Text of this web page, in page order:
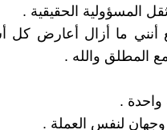
المسؤولية الحقيقية .
أنني ما أزال أعارض كل
مع المطلق والله .
واحدة .
وجهان لنفس العملة .